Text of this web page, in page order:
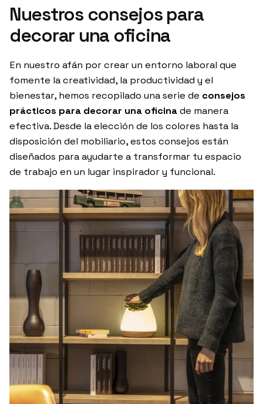
Nuestros consejos para
decorar una oficina
En nuestro afán por crear un entorno laboral que
fomente la creatividad, la productividad y el
bienestar, hemos recopilado una serie de consejos
prácticos para decorar una oficinade manera
efectiva. Desde la elección de los colores hasta la
disposición del mobiliario, estos consejos están
diseñados para ayudarte a transformar tu espacio
de trabajo en un lugar inspirador y funcional.